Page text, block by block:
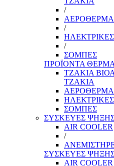
/
ΑΕΡΟΘΕΡΜΑ
/
/
ΣΟΜΠΕΣ
ΠΡΟΪΟΝΤΑ
ΤΖΑΚΙΑ
ΤΖΑΚΙΑ
ΑΕΡΟΘΕΡΜΑ
ΣΟΜΠΕΣ
ΣΥΣΚΕΥΕΣ
AIR COOLER
/
ΣΥΣΚΕΥΕΣ
AIR COOLER